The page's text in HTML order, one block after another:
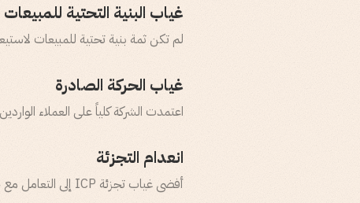
غياب البنية التحتية للمبيعات
لم تكن ثمة بنية تحتية للمبيعات
غياب الحركة الصادرة
اعتمدت الشركة كلياً على العملاء
انعدام التجزئة
أفضى غياب تجزئة ICP إلى التعامل مع جميع العملاء المحتملين بالأسلوب ذاته بصرف النظر عن حجمهم أو احتياجاتهم.